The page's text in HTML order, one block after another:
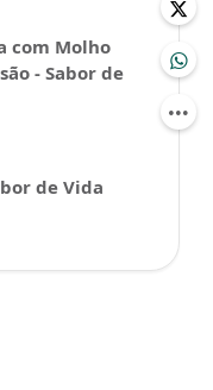
com Molho
- Sabor de
de Vida